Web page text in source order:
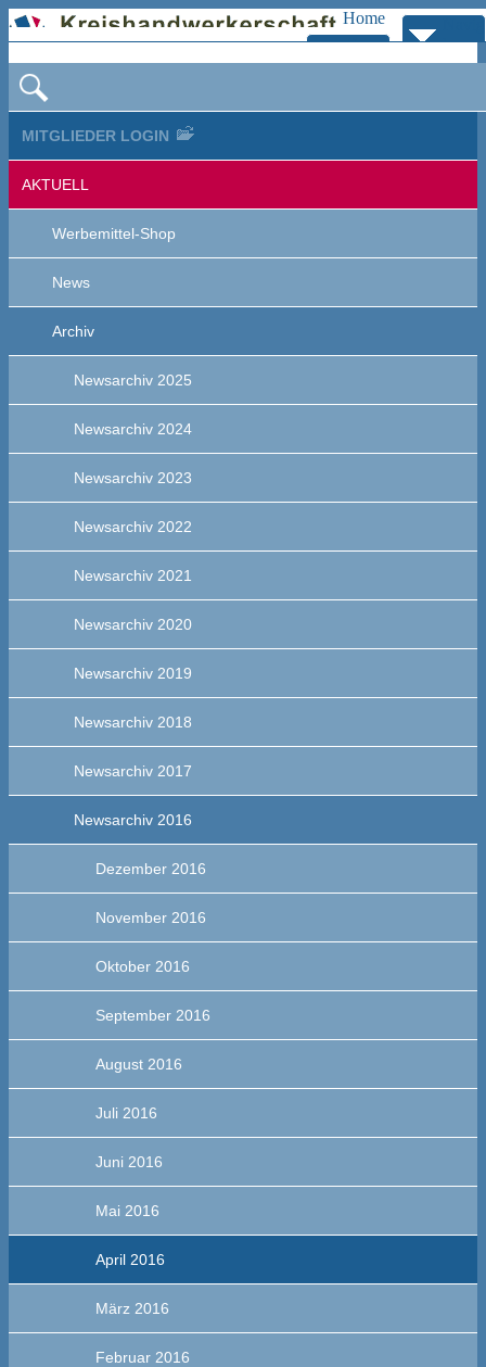
Home
Zur
Navigation
MITGLIEDER LOGIN
AKTUELL
Werbemittel-Shop
News
Archiv
Newsarchiv 2025
Newsarchiv 2024
Newsarchiv 2023
Newsarchiv 2022
Newsarchiv 2021
Newsarchiv 2020
Newsarchiv 2019
Newsarchiv 2018
Newsarchiv 2017
Newsarchiv 2016
Dezember 2016
November 2016
Oktober 2016
September 2016
August 2016
Juli 2016
Juni 2016
Mai 2016
April 2016
März 2016
Februar 2016